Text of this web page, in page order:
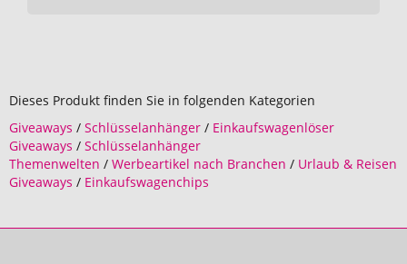
Dieses Produkt finden Sie in folgenden Kategorien
Giveaways / Schlüsselanhänger / Einkaufswagenlöser
Giveaways / Schlüsselanhänger
Themenwelten / Werbeartikel nach Branchen / Urlaub & Reisen
Giveaways / Einkaufswagenchips